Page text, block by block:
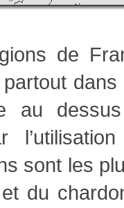
de
au
sont les
du